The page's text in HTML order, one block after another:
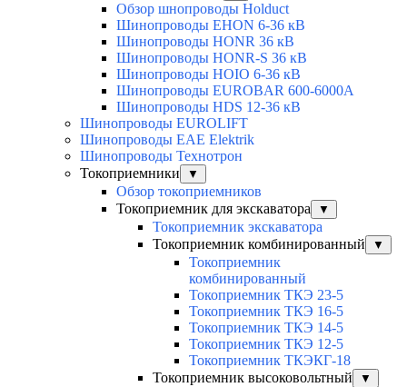
Обзор шнопроводы Holduct
Шинопроводы EHON 6-36 кВ
Шинопроводы HONR 36 кВ
Шинопроводы HONR-S 36 кВ
Шинопроводы HOIO 6-36 кВ
Шинопроводы EUROBAR 600-6000A
Шинопроводы HDS 12-36 кВ
Шинопроводы EUROLIFT
Шинопроводы EAE Elektrik
Шинопроводы Технотрон
Токоприемники
▼
Обзор токоприемников
Токоприемник для экскаватора
▼
Токоприемник экскаватора
Токоприемник комбинированный
▼
Токоприемник
комбинированный
Токоприемник ТКЭ 23-5
Токоприемник ТКЭ 16-5
Токоприемник ТКЭ 14-5
Токоприемник ТКЭ 12-5
Токоприемник ТКЭКГ-18
Токоприемник высоковольтный
▼